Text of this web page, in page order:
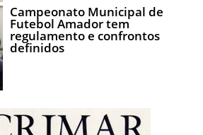
Campeonato Municipal de
Futebol Amador tem
regulamento e confrontos
definidos